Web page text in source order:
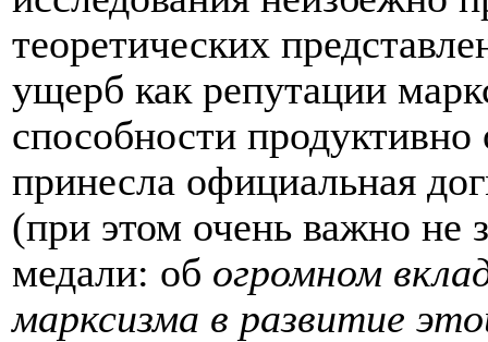
теоретических
ущерб как репутации
способности
принесла официальная
(при этом очень важно не
медали: об огромном
марксизма в развитие